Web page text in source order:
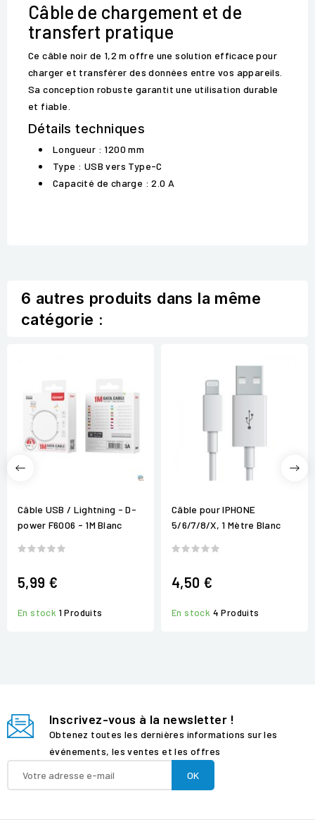
Câble de chargement et de
transfert pratique
Ce câble noir de 1,2 m offre une solution efficace pour
charger et transférer des données entre vos appareils.
Sa conception robuste garantit une utilisation durable
et fiable.
Détails techniques
Longueur : 1200 mm
Type : USB vers Type-C
Capacité de charge : 2.0 A
6 autres produits dans la même
catégorie :
Câble USB / Lightning - D-
power F6006 - 1M Blanc
5,99 €
En stock 1 Produits
Câble pour IPHONE
5/6/7/8/X, 1 Mètre Blanc
4,50 €
En stock 4 Produits
Inscrivez-vous à la newsletter !
Obtenez toutes les dernières informations sur les
événements, les ventes et les offres